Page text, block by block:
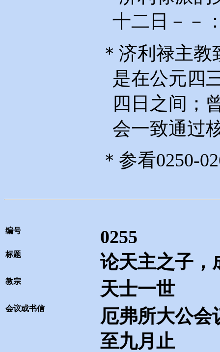
十二日－－
＊济利禄主
是在公元四
四日之间；
会一致通过
＊参看0250-
编号 0255
标题 论天主之子，
教宗 天士一世
会议或书信
厄弗所大公会
至九月止